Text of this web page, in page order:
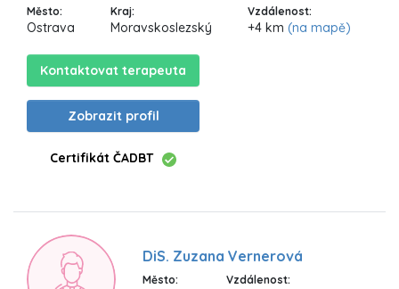
Město:
Ostrava
Kraj:
Moravskoslezský
Vzdálenost:
+4 km (na mapě)
Kontaktovat terapeuta
Zobrazit profil
Certifikát ČADBT
DiS. Zuzana Vernerová
Město: Vzdálenost: